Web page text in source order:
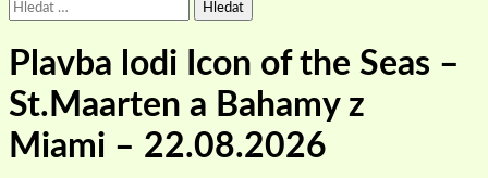
Vyhledávání
Plavba lodi Icon of the Seas –
St.Maarten a Bahamy z
Miami – 22.08.2026